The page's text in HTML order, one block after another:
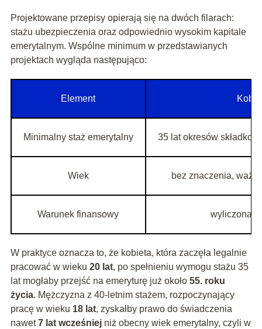
Projektowane przepisy opierają się na dwóch filarach:
stażu ubezpieczenia oraz odpowiednio wysokim kapitale
emerytalnym. Wspólne minimum w przedstawianych
projektach wygląda następująco:
Element
Minimalny staż emerytalny 35 lat okresów
Wiek bez znaczenia,
Warunek finansowy wyliczona
W praktyce oznacza to, że kobieta, która zaczęła legalnie
pracować w wieku 20 lat, po spełnieniu wymogu stażu 35
lat mogłaby przejść na emeryturę już około 55. roku
życia. Mężczyzna z 40-letnim stażem, rozpoczynający
pracę w wieku 18 lat, zyskałby prawo do świadczenia
nawet7 lat wcześniejniż obecny wiek emerytalny, czyli w